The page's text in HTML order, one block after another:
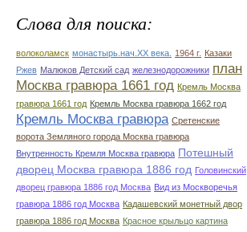
Слова для поиска:
волоколамск монастырь.нач.ХХ века. 1964 г. Казаки
Ржев Малюков Детский сад железнодорожники план
Москва гравюра 1661 год Кремль Москва
гравюра 1661 год Кремль Москва гравюра 1662 год
Кремль Москва гравюра Сретенские
ворота Земляного города Москва гравюра
Внутренность Кремля Москва гравюра Потешный
дворец Москва гравюра 1886 год Головинский
дворец гравюра 1886 год Москва Вид из Москворечья
гравюра 1886 год Москва Кадашевский монетный двор
гравюра 1886 год Москва Красное крыльцо картина